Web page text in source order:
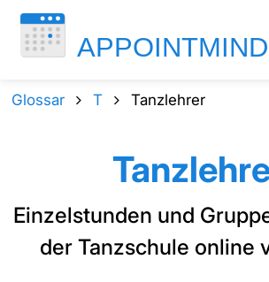
Glossar T Tanzlehrer
Einzelstunden und
der Tanzschule online